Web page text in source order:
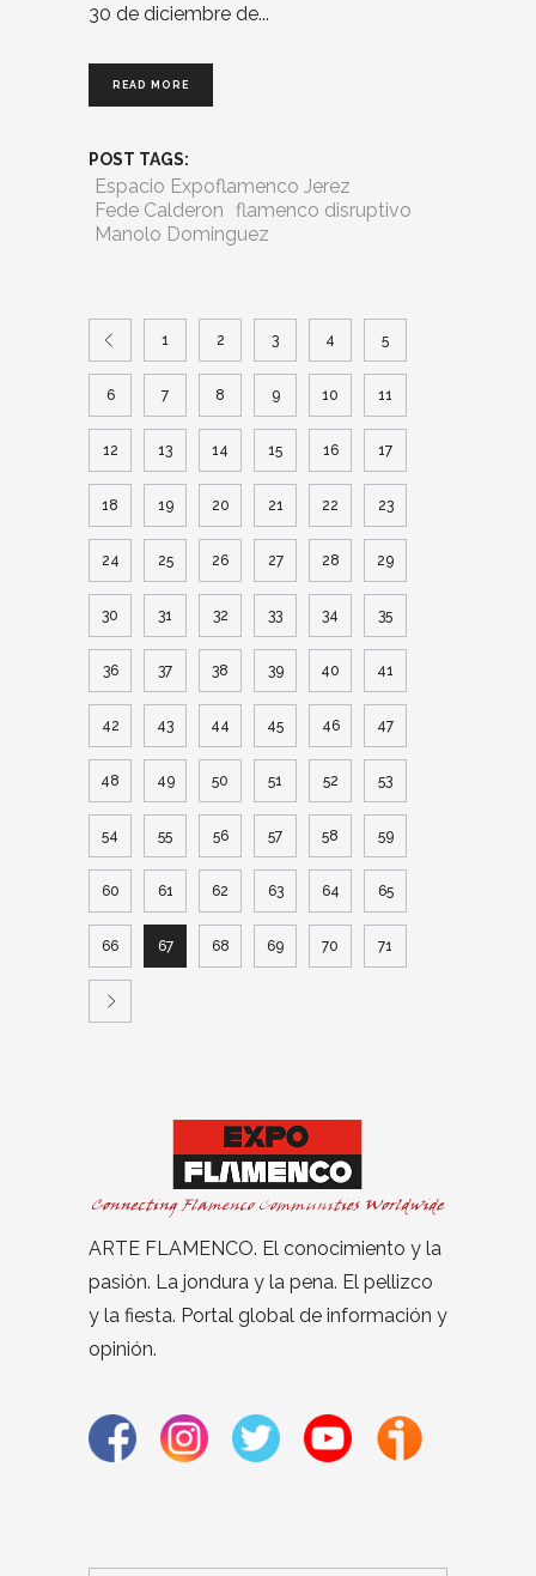
30 de diciembre de
READ MORE
POST TAGS:
Espacio Expoflamenco Jerez
Fede Calderon flamenco disruptivo
Manolo Dominguez
1 2 3 4 5
6 7 8 9 10 11
12 13 14 15 16 17
18 19 20 21 22 23
24 25 26 27 28 29
30 31 32 33 34 35
36 37 38 39 40 41
42 43 44 45 46 47
48 49 50 51 52 53
54 55 56 57 58 59
60 61 62 63 64 65
66 67 68 69 70 71
ARTE FLAMENCO. El conocimiento y la
pasión. La jondura y la pena. El pellizco
y la fiesta. Portal global de información y
opinión.